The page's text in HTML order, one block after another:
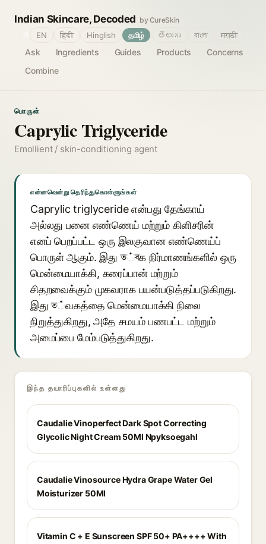
Indian Skincare, Decoded by CureSkin
Ask Ingredients Guides Products
Concerns
Combine
EN हिंदी Hinglish தமிழ் తెలుగు বাংলা मराठी
பொருள்
Caprylic Triglyceride
Emollient / skin-conditioning agent
என்னவென்று தெரிந்துகொள்ளுங்கள்
Caprylic triglyceride என்பது தேங்காய்
அல்லது பனை எண்ணெய் மற்றும் கிளிசரின்
எனப் பெறப்பட்ட ஒரு இலகுவான எண்ணெய்ப்
பொருள் ஆகும். இது ত்বக நிர்மாணங்களில் ஒரு
மென்மையாக்கி, கரைப்பான் மற்றும்
சிதறவைக்கும் முகவராக பயன்படுத்தப்படுகிறது.
இது ত்வகத்தை மென்மையாக்கி நிலை
நிறுத்துகிறது, அதே சமயம் பணபட்ட மற்றும்
அமைப்பை மேம்படுத்துகிறது.
இந்த தயாரிப்புகளில் உள்ளது
Caudalie Vinoperfect Dark Spot Correcting
Glycolic Night Cream 50Ml Npyksoegahl
Caudalie Vinosource Hydra Grape Water Gel
Moisturizer 50Ml
Vitamin C + E Sunscreen SPF 50+ PA++++ With